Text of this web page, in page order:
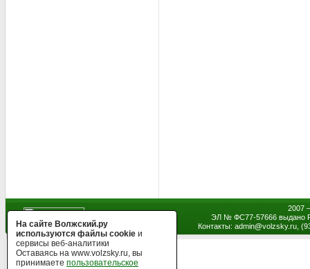
2007
ЭЛ № ФС77-57666 выдано
Контакты: admin@volzsky.ru,
На сайте Волжский.ру
используются файлы cookie и
сервисы веб-аналитики
Оставаясь на www.volzsky.ru, вы
принимаете пользовательское